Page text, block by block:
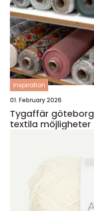
inspiration
01. February 2026
Tygaffär göteborg en guide till stadens
textila möjligheter